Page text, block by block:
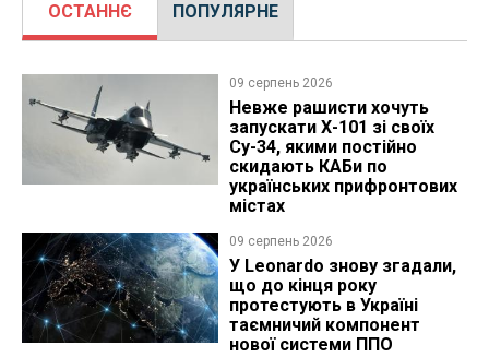
ОСТАННЄ ПОПУЛЯРНЕ
09 серпень 2026
Невже рашисти хочуть
запускати Х-101 зі своїх
Су-34, якими постійно
скидають КАБи по
українських прифронтових
містах
09 серпень 2026
У Leonardo знову згадали,
що до кінця року
протестують в Україні
таємничий компонент
нової системи ППО